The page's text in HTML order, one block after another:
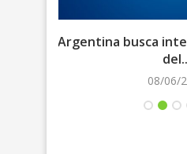
Argentina busca
08/06/